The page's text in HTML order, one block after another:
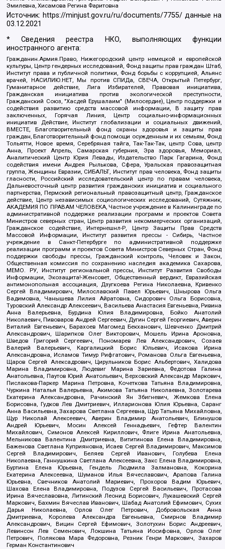
Эмилевна, Хисамова Регина Фаритовна
Источник: https://minjust.gov.ru/ru/documents/7755/ данные на
03.12.2021
* Сведения реестра НКО, выполняющих функции
иностранного агента:
Гражданин.Армия.Право, Нижегородский центр немецкой и европейской
культуры, Центр гендерных исследований, Фонд защиты прав граждан Штаб,
Институт права и публичной политики, Фонд борьбы с коррупцией, Альянс
врачей, НАСИЛИЮ.НЕТ, Мы против СПИДа, СВЕЧА, Открытый Петербург,
Гуманитарное действие, Лига Избирателей, Правовая инициатива,
Гражданская инициатива против экологической преступности,
Гражданский Союз, "Хасдей Ерушалаим" (Милосердие), Центр поддержки и
содействия развитию средств массовой информации, В защиту прав
заключенных, Горячая Линия, Центр социально-информационных
инициатив Действие, Институт глобализации и социальных движений,
ВМЕСТЕ, Благотворительный фонд охраны здоровья и защиты прав
граждан, Благотворительный фонд помощи осужденным и их семьям, Фонд
Тольятти, Новое время, Серебряная тайга, Так-Так-Так, центр Сова, центр
Анна, Проект Апрель, Самарская губерния, Эра здоровья, Мемориал,
Аналитический Центр Юрия Левады, Издательство Парк Гагарина, Фонд
содействия имени Андрея Рылькова, Сфера, Уральская правозащитная
группа, Женщины Евразии, СИБАЛЬТ, Институт прав человека, Фонд защиты
гласности, Российский исследовательский центр по правам человека,
Дальневосточный центр развития гражданских инициатив и социального
партнерства, Пермский региональный правозащитный центр, Гражданское
действие, Центр независимых социологических исследований, Сутяжник,
АКАДЕМИЯ ПО ПРАВАМ ЧЕЛОВЕКА, Частное учреждение в Калининграде по
административной поддержке реализации программ и проектов Совета
Министров северных стран, Центр развития некоммерческих организаций,
Гражданское содействие, Интернешнл-Р, Центр Защиты Прав Средств
Массовой Информации, Институт развития прессы - Сибирь, Частное
учреждение в Санкт-Петербурге по административной поддержке
реализации программ и проектов Совета Министров Северных Стран, Фонд
поддержки свободы прессы, Гражданский контроль, Человек и Закон,
Общественная комиссия по сохранению наследия академика Сахарова,
МЕМО. РУ, Институт региональной прессы, Институт Развития Свободы
Информации, Экозащита!-Женсовет, Общественный вердикт, Евразийская
антимонопольная ассоциация, Дзугкоева Регина Николаевна, Кривенко
Сергей Владимирович, Милославский Павел Юрьевич, Шнырова Ольга
Вадимовна, Чанышева Лилия Айратовна, Сидорович Ольга Борисовна,
Туровский Александр Алексеевич, Васильева Анастасия Евгеньевна, Ривина
Анна Валерьевна, Бурдина Юлия Владимировна, Бойко Анатолий
Николаевич, Пивоваров Андрей Сергеевич, Дугин Сергей Георгиевич, Аверин
Виталий Евгеньевич, Барахоев Магомед Бекханович, Шевченко Дмитрий
Александрович, Шарипков Олег Викторович, Мошель Ирина Ароновна,
Шведов Григорий Сергеевич, Пономарев Лев Александрович, Созаев
Валерий Валерьевич, Каргалицкий Борис Юльевич, Исакова Ирина
Александровна, Исламов Тимур Рифгатович, Романова Ольга Евгеньевна,
Щаров Сергей Алексадрович, Цирульников Борис Альбертович, Халидова
Марина Владимировна, Людевиг Марина Зариевна, Федотова Галина
Анатольевна, Паутов Юрий Анатольевич, Верховский Александр Маркович,
Пислакова-Паркер Марина Петровна, Кочеткова Татьяна Владимировна,
Чуркина Наталья Валерьевна, Акимова Татьяна Николаевна, Золотарева
Екатерина Александровна, Рачинский Ян Збигневич, Жемкова Елена
Борисовна, Гудков Лев Дмитриевич, Илларионова Юлия Юрьевна, Саранг
Анна Васильевна, Захарова Светлана Сергеевна, Щур Татьяна Михайловна,
Щур Николай Алексеевич, Аверин Владимир Анатольевич, Блинушов
Андрей Юрьевич, Мосин Алексей Геннадьевич, Гефтер Валентин
Михайлович, Симонов Алексей Кириллович, Флиге Ирина Анатольевна,
Мельникова Валентина Дмитриевна, Вититинова Елена Владимировна,
Баженова Светлана Куприяновна, Исаев Сергей Владимирович, Максимов
Сергей Владимирович, Беляев Сергей Иванович, Голубева Елена
Николаевна, Ганнушкина Светлана Алексеевна, Закс Елена Владимировна,
Буртина Елена Юрьевна, Гендель Людмила Залмановна, Кокорина
Екатерина Алексеевна, Шуманов Илья Вячеславович, Арапова Галина
Юрьевна, Свечников Анатолий Мариевич, Прохоров Вадим Юрьевич,
Шахова Елена Владимировна, Подузов Сергей Васильевич, Протасова
Ирина Вячеславовна, Литинский Леонид Борисович, Лукашевский Сергей
Маркович, Бахмин Вячеслав Иванович, Шабад Анатолий Ефимович, Сухих
Дарья Николаевна, Орлов Олег Петрович, Добровольская Анна
Дмитриевна, Королева Александра Евгеньевна, Смирнов Владимир
Александрович, Вицин Сергей Ефимович, Золотухин Борис Андреевич,
Левинсон Лев Семенович, Локшина Татьяна Иосифовна, Орлов Олег
Петрович, Полякова Мара Федоровна, Резник Генри Маркович, Захаров
Герман Константинович